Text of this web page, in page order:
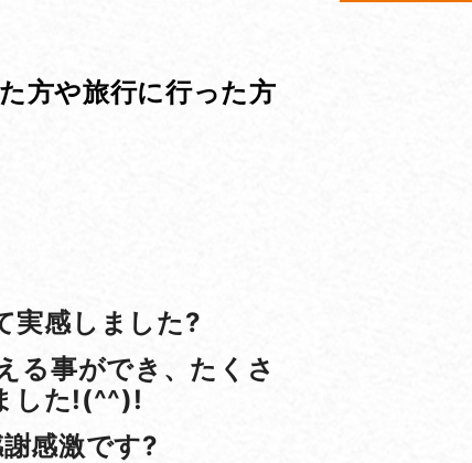
方や旅行に行った方
実感しました?
る事ができ、たくさ
した!(^^)!
感激です?